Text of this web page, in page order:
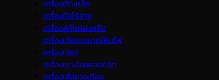
เครื่องตัดเหล็ก
เครื่องมือไร้สาย
เครื่องสกัดคอนกรีต
เครื่องเจียรมอเตอร์หินไฟ
เครื่องเจียร์
เครื่องเซาะร่องคอนกรีต
เครื่องเลื่อยวงเดือน